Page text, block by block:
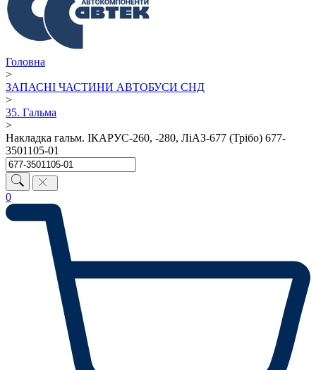
Головна
>
ЗАПАСНІ ЧАСТИНИ АВТОБУСИ СНД
>
35. Гальма
>
Накладка гальм. ІКАРУС-260, -280, ЛіАЗ-677 (Трібо) 677-
3501105-01
0